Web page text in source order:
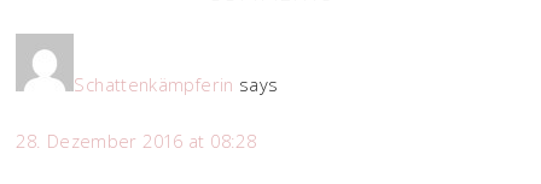
Schattenkämpferin says
28. Dezember 2016 at 08:28